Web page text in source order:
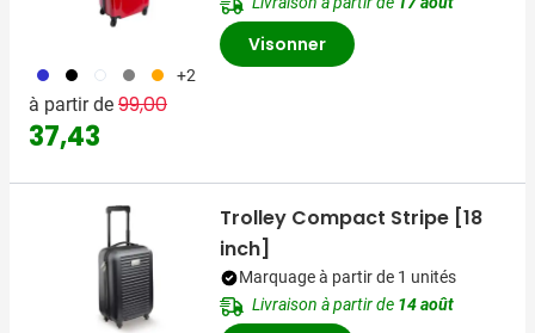
023 001 002 003 007 +2
à partir de Prix normal
99,00
37,43
Visonner
Trolley Compact Stripe [18
inch]
Marquage à partir de 1 unités
Livraison à partir de 14 août